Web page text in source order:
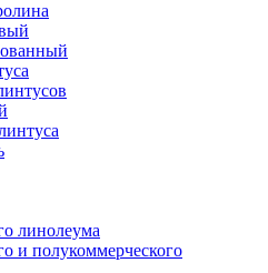
линолеума
и полукоммерческого